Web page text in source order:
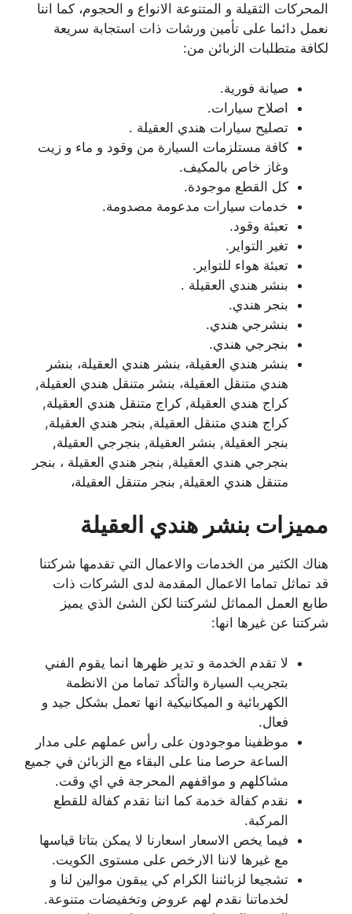
المحركات الثقيلة و المتنوعة الانواع و الحجوم، كما اننا
نعمل دائما على تأمين ورشات ذات استجابة سريعة
لكافة متطلبات الزبائن من:
صيانة فورية.
اصلاح سيارات.
تصليح سيارات هندي العقيلة .
كافة مستلزمات السيارة من وقود و ماء و زيت
وغاز خاص بالمكيف.
كل القطع موجودة.
خدمات سيارات مدعومة مصدومة.
تعبئة وقود.
تغير التواير.
تعبئة هواء للتواير.
بنشر هندي العقيلة .
بنجر هندي.
بنشرجي هندي.
بنجرجي هندي.
بنشر هندي العقيلة، بنشر هندي العقيلة، بنشر
هندي متنقل العقيلة، بنشر متنقل هندي العقيلة,
كراج هندي العقيلة, كراج متنقل هندي العقيلة,
كراج هندي متنقل العقيلة, بنجر هندي العقيلة,
بنجر العقيلة, بنشر العقيلة, بنجرجي العقيلة,
بنجرجي هندي العقيلة, بنجر هندي العقيلة ، بنجر
متنقل هندي العقيلة, بنجر متنقل العقيلة،
مميزات بنشر هندي العقيلة
هناك الكثير من الخدمات والاعمال التي تقدمها شركتنا
قد تماثل تماما الاعمال المقدمة لدى الشركات ذات
طابع العمل المماثل لشركتنا لكن الشئ الذي يميز
شركتنا عن غيرها انها:
لا تقدم الخدمة و تدير ظهرها انما يقوم الفني
بتجريب السيارة والتأكد تماما من الانظمة
الكهربائية و الميكانيكية انها تعمل بشكل جيد و
فعال.
موظفينا موجودون على رأس عملهم على مدار
الساعة حرصا منا على البقاء مع الزبائن في جميع
مشاكلهم و مواقفهم المحرجة في اي وقت.
نقدم كفالة خدمة كما اننا نقدم كفالة للقطع
المركبة.
فيما يخص الاسعار اسعارنا لا يمكن بتاتا قياسها
مع غيرها لاننا الارخص على مستوى الكويت.
تشجيعا لزبائننا الكرام كي يبقون موالين لنا و
لخدماتنا نقدم لهم عروض وتخفيضات متنوعة.